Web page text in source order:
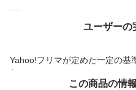
これを、クレンジングオイ
る大ヒット商品。
そしてこのたび、大人の肌
ユーザーの
Yahoo!フリマが定めた一定の基
付与しています
価格の相談
この商品の情
この商品をみている人にオ